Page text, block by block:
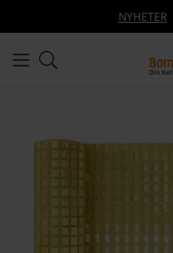
NYHETER